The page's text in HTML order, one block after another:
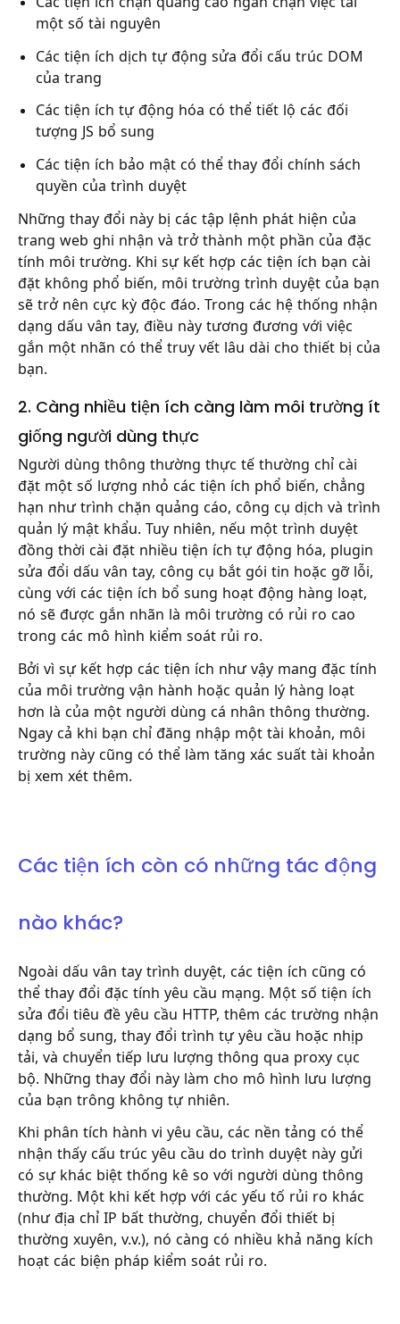
một số tài nguyên
Các tiện ích dịch tự động sửa đổi cấu trúc DOM
của trang
Các tiện ích tự động hóa có thể tiết lộ các đối
tượng JS bổ sung
Các tiện ích bảo mật có thể thay đổi chính sách
quyền của trình duyệt
Những thay đổi này bị các tập lệnh phát hiện của
trang web ghi nhận và trở thành một phần của đặc
tính môi trường. Khi sự kết hợp các tiện ích bạn cài
đặt không phổ biến, môi trường trình duyệt của bạn
sẽ trở nên cực kỳ độc đáo. Trong các hệ thống nhận
dạng dấu vân tay, điều này tương đương với việc
gắn một nhãn có thể truy vết lâu dài cho thiết bị của
bạn.
2. Càng nhiều tiện ích càng làm môi trường ít
giống người dùng thực
Người dùng thông thường thực tế thường chỉ cài
đặt một số lượng nhỏ các tiện ích phổ biến, chẳng
hạn như trình chặn quảng cáo, công cụ dịch và trình
quản lý mật khẩu. Tuy nhiên, nếu một trình duyệt
đồng thời cài đặt nhiều tiện ích tự động hóa, plugin
sửa đổi dấu vân tay, công cụ bắt gói tin hoặc gỡ lỗi,
cùng với các tiện ích bổ sung hoạt động hàng loạt,
nó sẽ được gắn nhãn là môi trường có rủi ro cao
trong các mô hình kiểm soát rủi ro.
Bởi vì sự kết hợp các tiện ích như vậy mang đặc tính
của môi trường vận hành hoặc quản lý hàng loạt
hơn là của một người dùng cá nhân thông thường.
Ngay cả khi bạn chỉ đăng nhập một tài khoản, môi
trường này cũng có thể làm tăng xác suất tài khoản
bị xem xét thêm.
Các tiện ích còn có những tác động
nào khác?
Ngoài dấu vân tay trình duyệt, các tiện ích cũng có
thể thay đổi đặc tính yêu cầu mạng. Một số tiện ích
sửa đổi tiêu đề yêu cầu HTTP, thêm các trường nhận
dạng bổ sung, thay đổi trình tự yêu cầu hoặc nhịp
tải, và chuyển tiếp lưu lượng thông qua proxy cục
bộ. Những thay đổi này làm cho mô hình lưu lượng
của bạn trông không tự nhiên.
Khi phân tích hành vi yêu cầu, các nền tảng có thể
nhận thấy cấu trúc yêu cầu do trình duyệt này gửi
có sự khác biệt thống kê so với người dùng thông
thường. Một khi kết hợp với các yếu tố rủi ro khác
(như địa chỉ IP bất thường, chuyển đổi thiết bị
thường xuyên, v.v.), nó càng có nhiều khả năng kích
hoạt các biện pháp kiểm soát rủi ro.